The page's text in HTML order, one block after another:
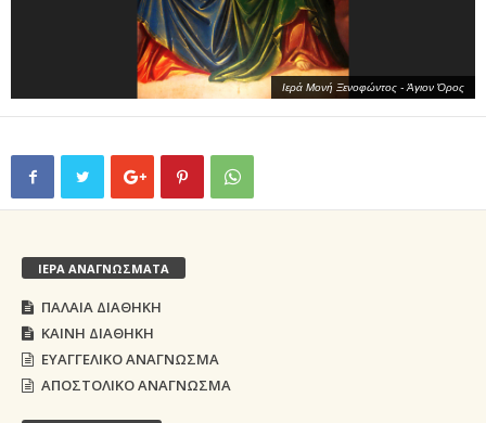
Ιερά Μονή Ξενοφώντος - Άγιον Όρος
ΙΕΡΑ ΑΝΑΓΝΩΣΜΑΤΑ
ΠΑΛΑΙΑ ΔΙΑΘΗΚΗ
ΚΑΙΝΗ ΔΙΑΘΗΚΗ
ΕΥΑΓΓΕΛΙΚΟ ΑΝΑΓΝΩΣΜΑ
ΑΠΟΣΤΟΛΙΚΟ ΑΝΑΓΝΩΣΜΑ